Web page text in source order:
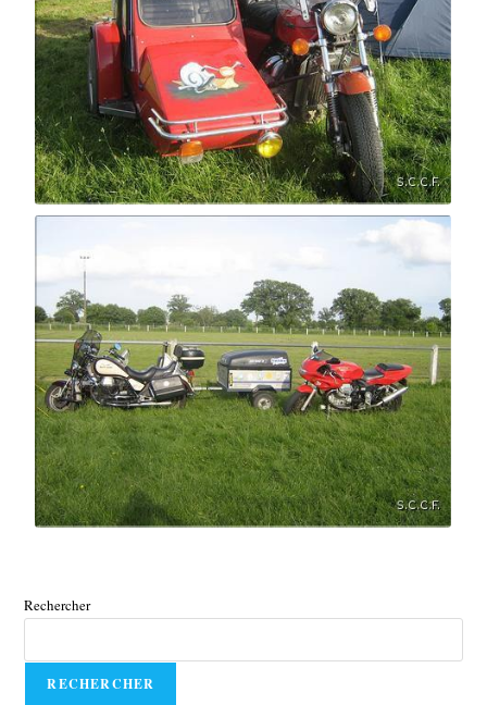
Rechercher
RECHERCHER